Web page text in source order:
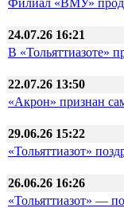
Филиал «ВМУ»
24.07.26 16:21
В «Тольяттиазоте»
22.07.26 13:50
«Акрон» признан
29.06.26 15:22
«Тольяттиазот»
26.06.26 16:26
«Тольяттиазот» —